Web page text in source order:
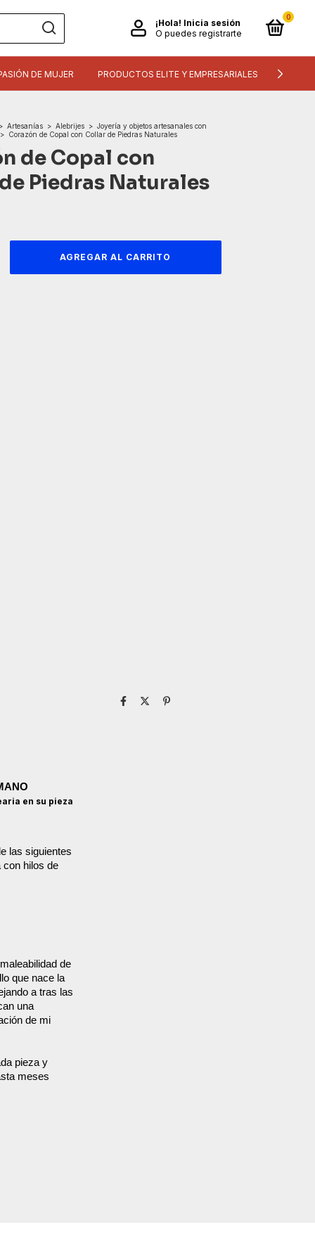
¡Hola! Inicia sesión
O puedes registrarte
0
DE MUJER PRODUCTOS ELITE Y EMPRESARIALES
> Artesanías > Alebrijes > Joyería y objetos artesanales con
> Corazón de Copal con Collar de Piedras Naturales
de Copal con
Piedras Naturales
en su pieza
las siguientes
con hilos de
de
que nace la
a tras las
una
de mi
pieza y
meses